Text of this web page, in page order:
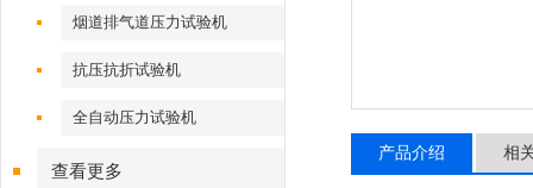
烟道排气道压力试验机
抗压抗折试验机
全自动压力试验机
查看更多
产品介绍 相